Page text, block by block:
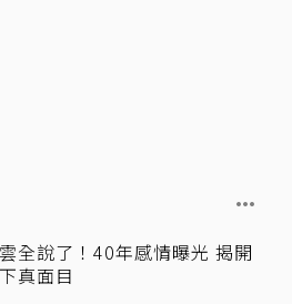
全說了！40年感情曝光 揭開
真面目